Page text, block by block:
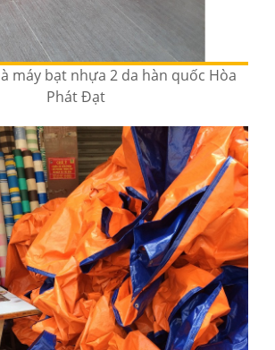
máy bạt nhựa 2 da hàn quốc Hòa
Phát Đạt